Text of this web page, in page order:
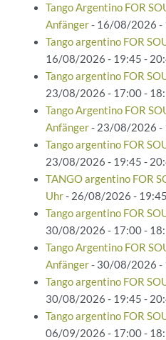
Tango Argentino FOR
Anfänger- 16/08/2026 -
Tango argentino FOR
16/08/2026 - 19:45 -
Tango argentino FOR
23/08/2026 - 17:00 -
Tango Argentino FOR
Anfänger- 23/08/2026 -
Tango argentino FOR
23/08/2026 - 19:45 -
TANGO argentino FOR
Uhr- 26/08/2026 -
Tango argentino FOR
30/08/2026 - 17:00 -
Tango Argentino FOR
Anfänger- 30/08/2026 -
Tango argentino FOR
30/08/2026 - 19:45 -
Tango argentino FOR
06/09/2026 - 17:00 -